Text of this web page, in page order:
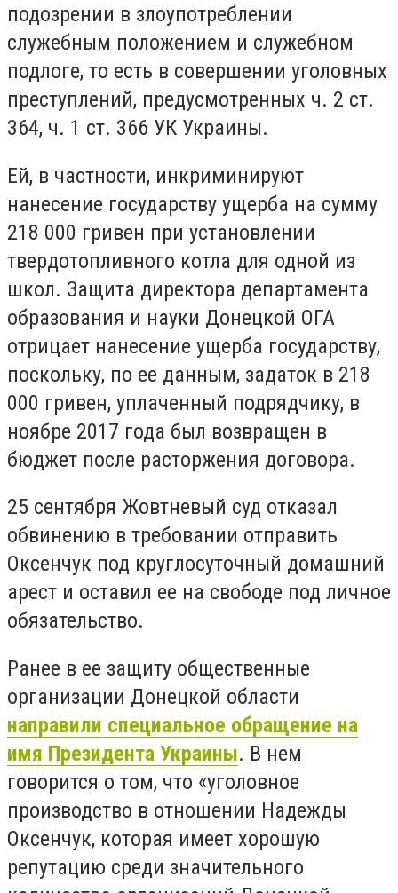
подозрении в злоупотреблении
служебным положением и служебном
подлоге, то есть в совершении уголовных
преступлений, предусмотренных ч. 2 ст.
364, ч. 1 ст. 366 УК Украины.
Ей, в частности, инкриминируют
нанесение государству ущерба на сумму
218 000 гривен при установлении
твердотопливного котла для одной из
школ. Защита директора департамента
образования и науки Донецкой ОГА
отрицает нанесение ущерба государству,
поскольку, по ее данным, задаток в 218
000 гривен, уплаченный подрядчику, в
ноябре 2017 года был возвращен в
бюджет после расторжения договора.
25 сентября Жовтневый суд отказал
обвинению в требовании отправить
Оксенчук под круглосуточный домашний
арест и оставил ее на свободе под личное
обязательство.
Ранее в ее защиту общественные
организации Донецкой области
направили специальное обращение на
имя Президента Украины. В нем
говорится о том, что «уголовное
производство в отношении Надежды
Оксенчук, которая имеет хорошую
репутацию среди значительного